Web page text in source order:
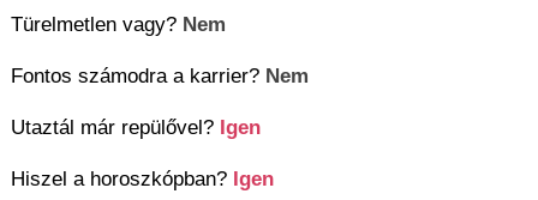
Türelmetlen vagy? Nem
Fontos számodra a karrier? Nem
Utaztál már repülővel? Igen
Hiszel a horoszkópban? Igen